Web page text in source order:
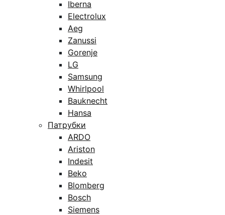
Iberna
Electrolux
Aeg
Zanussi
Gorenje
LG
Samsung
Whirlpool
Bauknecht
Hansa
Патрубки
ARDO
Ariston
Indesit
Beko
Blomberg
Bosch
Siemens